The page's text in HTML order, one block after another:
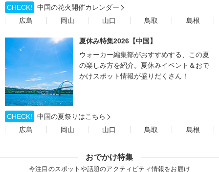
CHECK!
中国の花火開催カレンダー
広島
岡山 山口 鳥取 島根
夏休み特集2026【中国】
ウォーカー編集部がおすすめする、この夏
の楽しみ方を紹介。夏休みイベント＆おで
かけスポット情報が盛りだくさん！
CHECK!
中国の夏祭りはこちら
広島
岡山 山口 鳥取 島根
おでかけ特集
今注目のスポットや話題のアクティビティ情報をお届け